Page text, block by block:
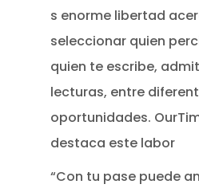
s enorme libertad
seleccionar quien
quien te escribe,
lecturas, entre
oportunidades.
destaca este labor
“Con tu pase puede